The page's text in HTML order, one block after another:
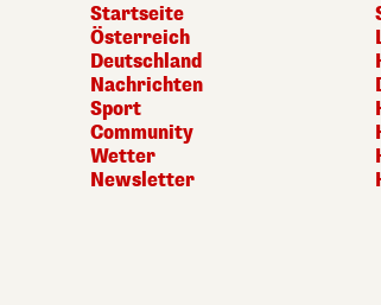
Startseite
Österreich
Deutschland
Nachrichten
Sport
Community
Wetter
Newsletter